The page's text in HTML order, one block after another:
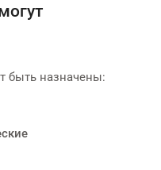
быть назначены: